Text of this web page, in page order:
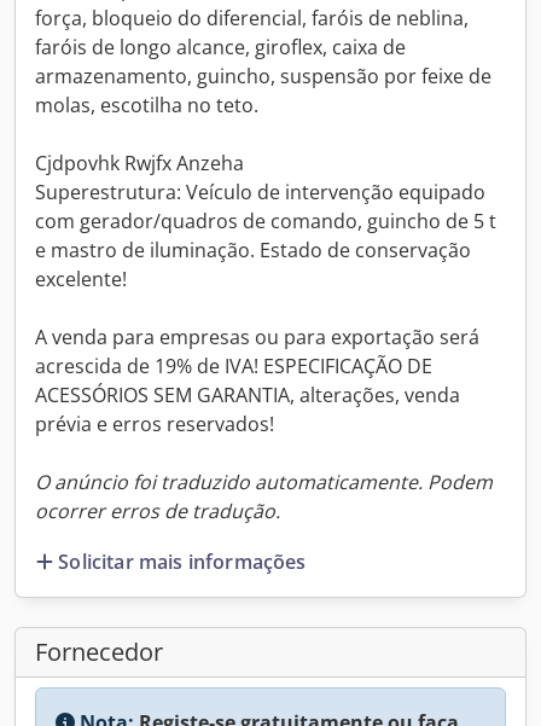
força, bloqueio do diferencial, faróis de neblina,
faróis de longo alcance, giroflex, caixa de
armazenamento, guincho, suspensão por feixe de
molas, escotilha no teto.
Cjdpovhk Rwjfx Anzeha
Superestrutura: Veículo de intervenção equipado
com gerador/quadros de comando, guincho de 5 t
e mastro de iluminação. Estado de conservação
excelente!
A venda para empresas ou para exportação será
acrescida de 19% de IVA! ESPECIFICAÇÃO DE
ACESSÓRIOS SEM GARANTIA, alterações, venda
prévia e erros reservados!
O anúncio foi traduzido automaticamente. Podem
ocorrer erros de tradução.
Solicitar mais informações
Fornecedor